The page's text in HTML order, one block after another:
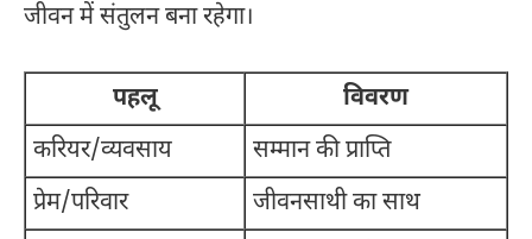
जीवन में संतुलन बना रहेगा।
पहलू
विवरण
करियर/व्यवसाय
सम्मान की प्राप्ति
प्रेम/परिवार
जीवनसाथी का साथ